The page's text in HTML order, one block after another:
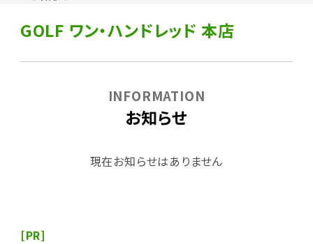
GOLF ワン・ハンドレッド 本店
お知らせ
INFORMATION
現在お知らせはありません
[PR]